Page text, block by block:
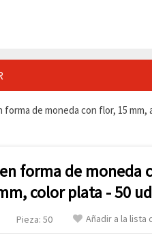
forma de moneda con flor, 15 mm,
forma de moneda
color plata - 50
Pieza: 50 Añadir a la lista